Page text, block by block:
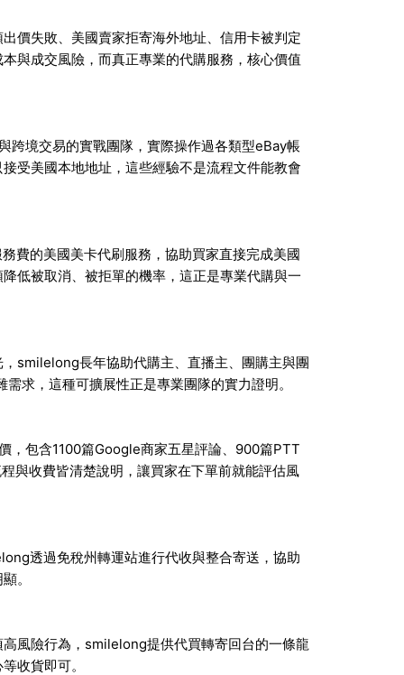
價失敗、美國賣家拒寄海外地址、信用卡被判定
與成交風險，而真正專業的代購服務，核心價值
境交易的實戰團隊，實際操作過各類型eBay帳
受美國本地地址，這些經驗不是流程文件能教會
費的美國美卡代刷服務，協助買家直接完成美國
低被取消、被拒單的機率，這正是專業代購與一
smilelong長年協助代購主、直播主、團購主與團
求，這種可擴展性正是專業團隊的實力證明。
，包含1100篇Google商家五星評論、900篇PTT
與收費皆清楚說明，讓買家在下單前就能評估風
透過免稅州轉運站進行代收與整合寄送，協助
。
風險行為，smilelong提供代買轉寄回台的一條龍
收貨即可。